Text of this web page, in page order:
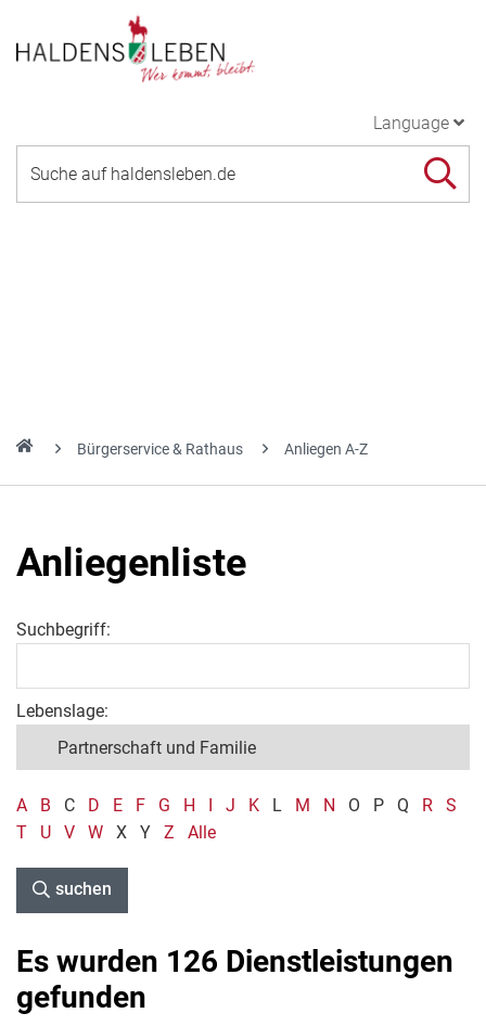
Language
Bürgerservice & Rathaus Anliegen A-Z
Anliegenliste
Suchbegriff:
Lebenslage:
A B C D E F G H I J K L M N O P Q R
S
T
U V W X Y Z Alle
suchen
Es wurden 126 Dienstleistungen
gefunden